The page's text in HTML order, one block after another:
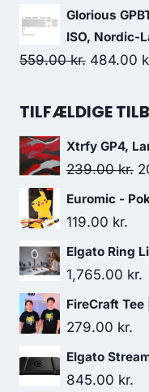
price
was:
229.00
Glorious
ISO, Nordic-
559.00kr. Original
was:
484.00
TILFÆLDIGE
Xtrfy GP4,
239.00kr.
Euromic -
119.00 kr.
Elgato Ring
1,765.00 kr.
FireCraft
279.00 kr.
Elgato
845.00 kr.